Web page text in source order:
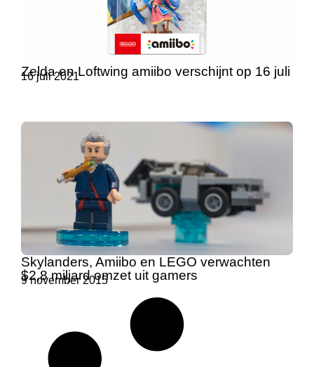
Zelda en Loftwing amiibo verschijnt op 16 juli
16 juli 2021
Skylanders, Amiibo en LEGO verwachten
$2,8 miljard omzet uit gamers
9 november 2015